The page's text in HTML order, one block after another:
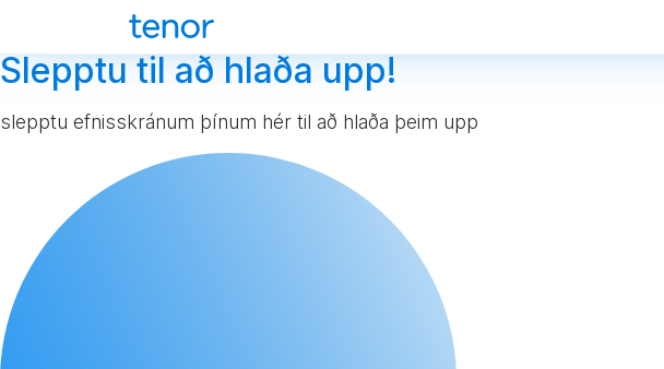
Slepptu til að hlaða upp!
slepptu efnisskránum þínum hér til að hlaða þeim upp